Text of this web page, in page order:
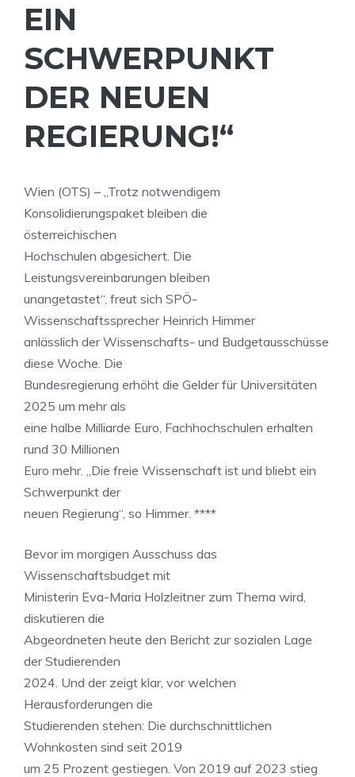
EIN
SCHWERPUNKT
DER NEUEN
REGIERUNG!“
Wien (OTS) – „Trotz notwendigem
Konsolidierungspaket bleiben die
österreichischen
Hochschulen abgesichert. Die
Leistungsvereinbarungen bleiben
unangetastet“, freut sich SPÖ-
Wissenschaftssprecher Heinrich Himmer
anlässlich der Wissenschafts- und Budgetausschüsse
diese Woche. Die
Bundesregierung erhöht die Gelder für Universitäten
2025 um mehr als
eine halbe Milliarde Euro, Fachhochschulen erhalten
rund 30 Millionen
Euro mehr. „Die freie Wissenschaft ist und bliebt ein
Schwerpunkt der
neuen Regierung“, so Himmer. ****
Bevor im morgigen Ausschuss das
Wissenschaftsbudget mit
Ministerin Eva-Maria Holzleitner zum Thema wird,
diskutieren die
Abgeordneten heute den Bericht zur sozialen Lage
der Studierenden
2024. Und der zeigt klar, vor welchen
Herausforderungen die
Studierenden stehen: Die durchschnittlichen
Wohnkosten sind seit 2019
um 25 Prozent gestiegen. Von 2019 auf 2023 stieg